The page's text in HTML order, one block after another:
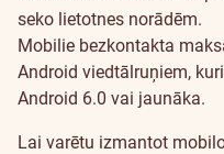
seko lietotnes norādēm.
Mobilie bezkontakta
Android viedtālruņiem,
Android 6.0 vai jaunāka.
Lai varētu izmantot